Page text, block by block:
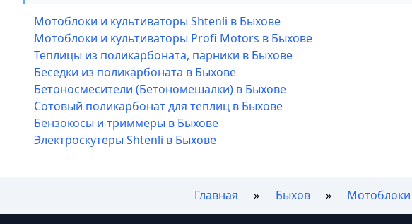
Мотоблоки и культиваторы Shtenli в Быхове
Мотоблоки и культиваторы Profi Motors в Быхове
Теплицы из поликарбоната, парники в Быхове
Беседки из поликарбоната в Быхове
Бетоносмесители (Бетономешалки) в Быхове
Сотовый поликарбонат для теплиц в Быхове
Бензокосы и триммеры в Быхове
Электроскутеры Shtenli в Быхове
Главная Быхов Мотоблоки